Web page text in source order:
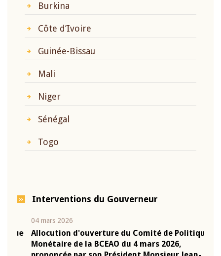
Burkina
Côte d’Ivoire
Guinée-Bissau
Mali
Niger
Sénégal
Togo
Interventions du Gouverneur
04 mars 2026
Allocution d'ouverture du Comité de Politique
Monétaire de la BCEAO du 4 mars 2026,